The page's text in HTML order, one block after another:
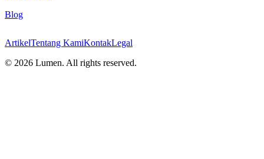
Blog
ArtikelTentang KamiKontakLegal
© 2026 Lumen. All rights reserved.